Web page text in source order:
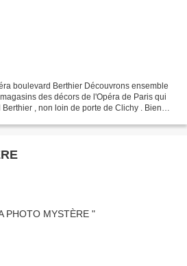
boulevard Berthier Découvrons ensemble
des décors de l'Opéra de Paris qui
, non loin de porte de Clichy . Bien